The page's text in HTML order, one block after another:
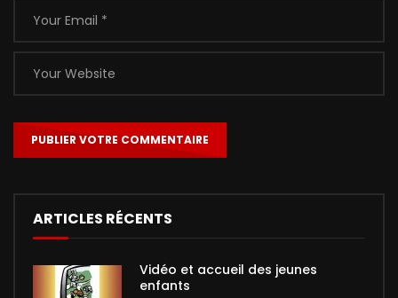
ARTICLES RÉCENTS
Vidéo et accueil des jeunes
enfants